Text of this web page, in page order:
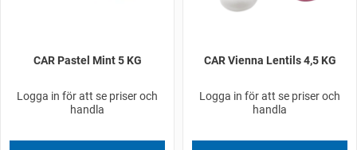
CAR Pastel Mint 5 KG
Logga in för att se priser och
handla
CAR Vienna Lentils 4,5 KG
Logga in för att se priser och
handla